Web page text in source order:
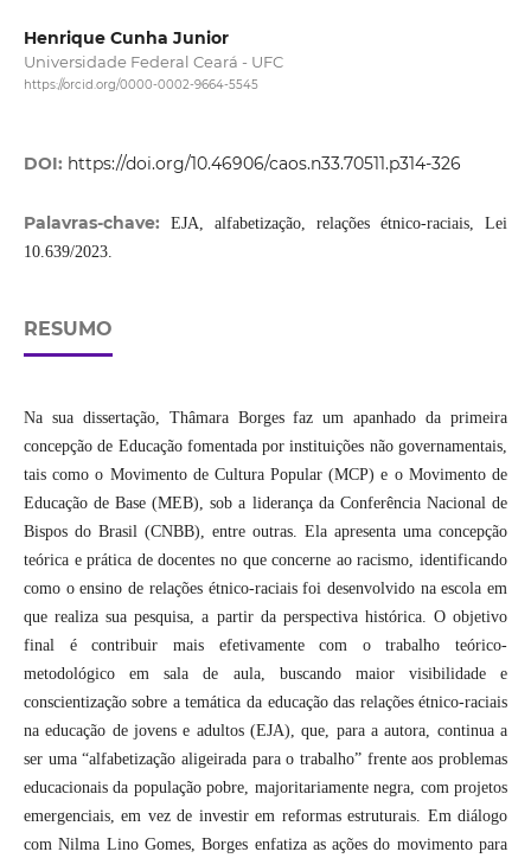
Henrique Cunha Junior
Universidade Federal Ceará - UFC
https://orcid.org/0000-0002-9664-5545
DOI: https://doi.org/10.46906/caos.n33.70511.p314-326
Palavras-chave:
EJA, alfabetização, relações étnico-raciais, Lei
10.639/2023.
RESUMO
Na sua dissertação, Thâmara Borges faz um apanhado da primeira
concepção de Educação fomentada por instituições não governamentais,
tais como o Movimento de Cultura Popular (MCP) e o Movimento de
Educação de Base (MEB), sob a liderança da Conferência Nacional de
Bispos do Brasil (CNBB), entre outras. Ela apresenta uma concepção
teórica e prática de docentes no que concerne ao racismo, identificando
como o ensino de relações étnico-raciais foi desenvolvido na escola em
que realiza sua pesquisa, a partir da perspectiva histórica. O objetivo
final é contribuir mais efetivamente com o trabalho teórico-
metodológico em sala de aula, buscando maior visibilidade e
conscientização sobre a temática da educação das relações étnico-raciais
na educação de jovens e adultos (EJA), que, para a autora, continua a
ser uma “alfabetização aligeirada para o trabalho” frente aos problemas
educacionais da população pobre, majoritariamente negra, com projetos
emergenciais, em vez de investir em reformas estruturais. Em diálogo
com Nilma Lino Gomes, Borges enfatiza as ações do movimento para